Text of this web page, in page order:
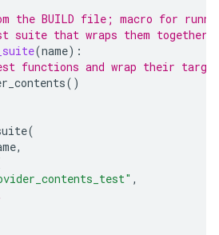
the BUILD file; macro for
suite that wraps them together.
(name):
functions and wrap their
()
(
,
,